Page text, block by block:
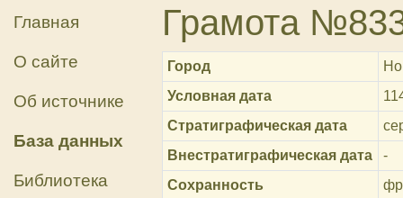
Главная
О сайте
Об источнике
База данных
Библиотека
Грамота
Город
Условная дата
Стратиграфическая дата
Внестратиграфическая дата
-
Сохранность